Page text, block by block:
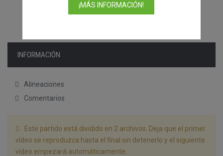
INFORMACIÓN
Alineaciones
Comentarios
Este partido está dividido en 2 archivos. Deja que el primer
vídeo se reproduzca hasta el final sin detenerlo y el siguiente
vídeo empezará automáticamente.
¡MÁS INFORMACIÓN!